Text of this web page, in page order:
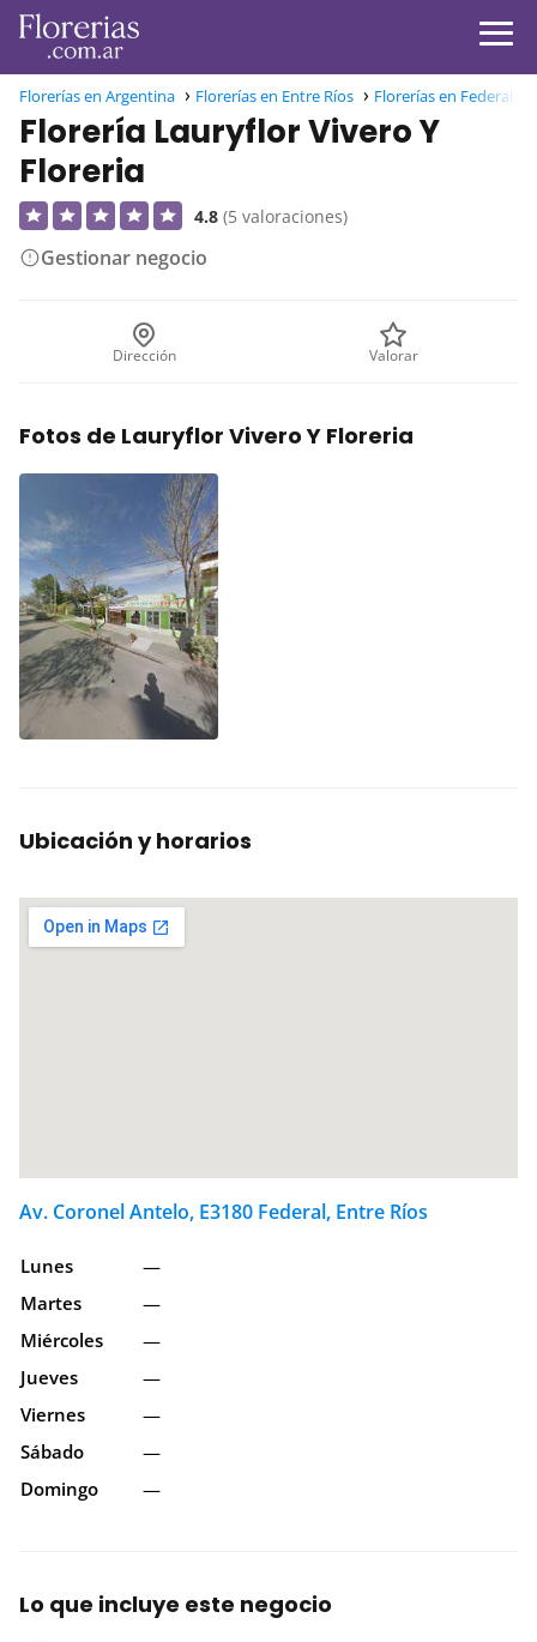
Florerías en Argentina Florerías en Entre Ríos Florerías en Federal
Florería Lauryflor Vivero Y
Floreria
4.8 (5 valoraciones)
Gestionar negocio
Dirección Valorar
Fotos de Lauryflor Vivero Y Floreria
Ubicación y horarios
Av. Coronel Antelo, E3180 Federal, Entre Ríos
Lunes
—
Martes
—
Miércoles
—
Jueves
—
Viernes
—
Sábado
—
Domingo
—
Lo que incluye este negocio